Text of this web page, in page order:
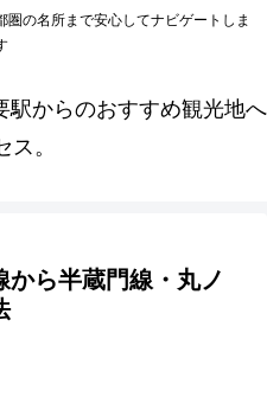
の名所まで安心してナビゲートしま
駅からのおすすめ観光地へ
ス。
から半蔵門線・丸ノ